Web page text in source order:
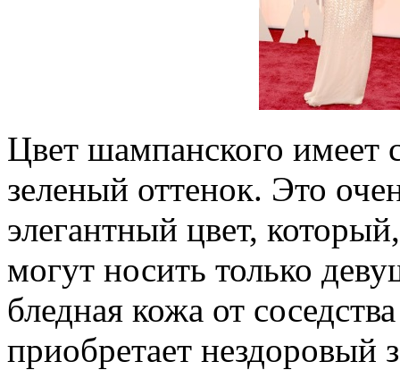
Цвет шампанского имеет
зеленый оттенок. Это
элегантный цвет,
могут носить только
бледная кожа от
приобретает нездоровый